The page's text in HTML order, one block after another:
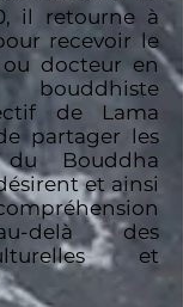
il retourne à
recevoir le
docteur en
de Lama
partager les
du Bouddha
et ainsi
delà des
et